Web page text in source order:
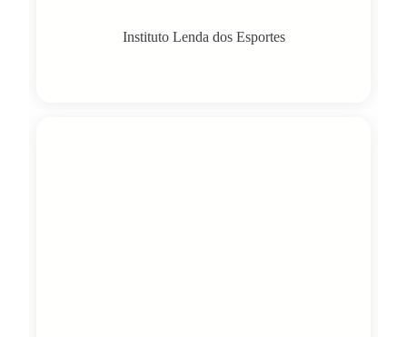
Instituto Lenda dos Esportes